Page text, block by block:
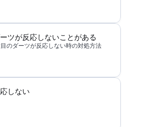
ツが反応しないことがある
のダーツが反応しない時の対処方法
しない